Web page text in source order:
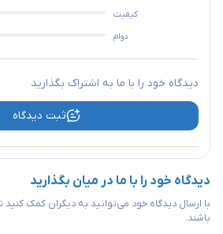
کیفیت
دوام
دیدگاه خود را با ما به اشتراک بگذارید
ثبت دیدگاه
دیدگاه خود را با ما در میان بگذارید
با ارسال دیدگاه خود می‌توانید به دیگران کمک
باشند.